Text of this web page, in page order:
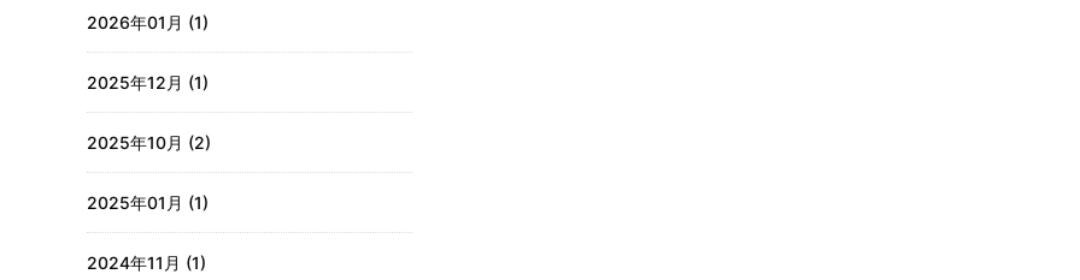
2026年01月 (1)
2025年12月 (1)
2025年10月 (2)
2025年01月 (1)
2024年11月 (1)